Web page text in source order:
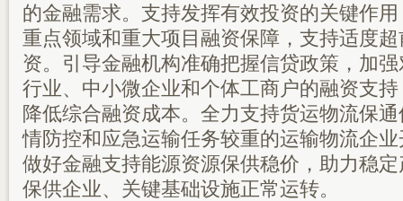
的金融需求。支持发挥有效投资的关键作
重点领域和重大项目融资保障，支持适度
资。引导金融机构准确把握信贷政策，加
行业、中小微企业和个体工商户的融资支
降低综合融资成本。全力支持货运物流保
情防控和应急运输任务较重的运输物流企
做好金融支持能源资源保供稳价，助力稳
保供企业、关键基础设施正常运转。